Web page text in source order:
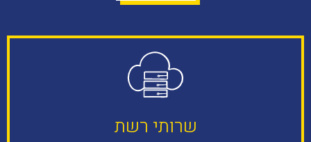
שרותי רשת​